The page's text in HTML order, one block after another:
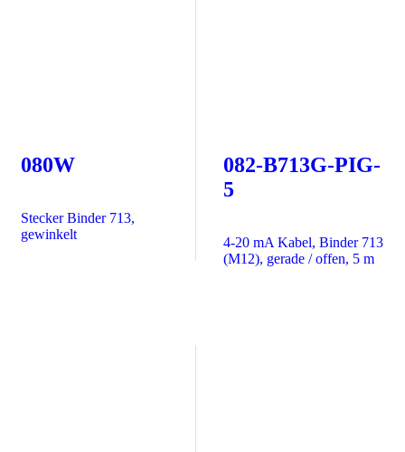
080W
Stecker Binder 713,
gewinkelt
082-B713G-PIG-
5
4-20 mA Kabel, Binder 713
(M12), gerade / offen, 5 m